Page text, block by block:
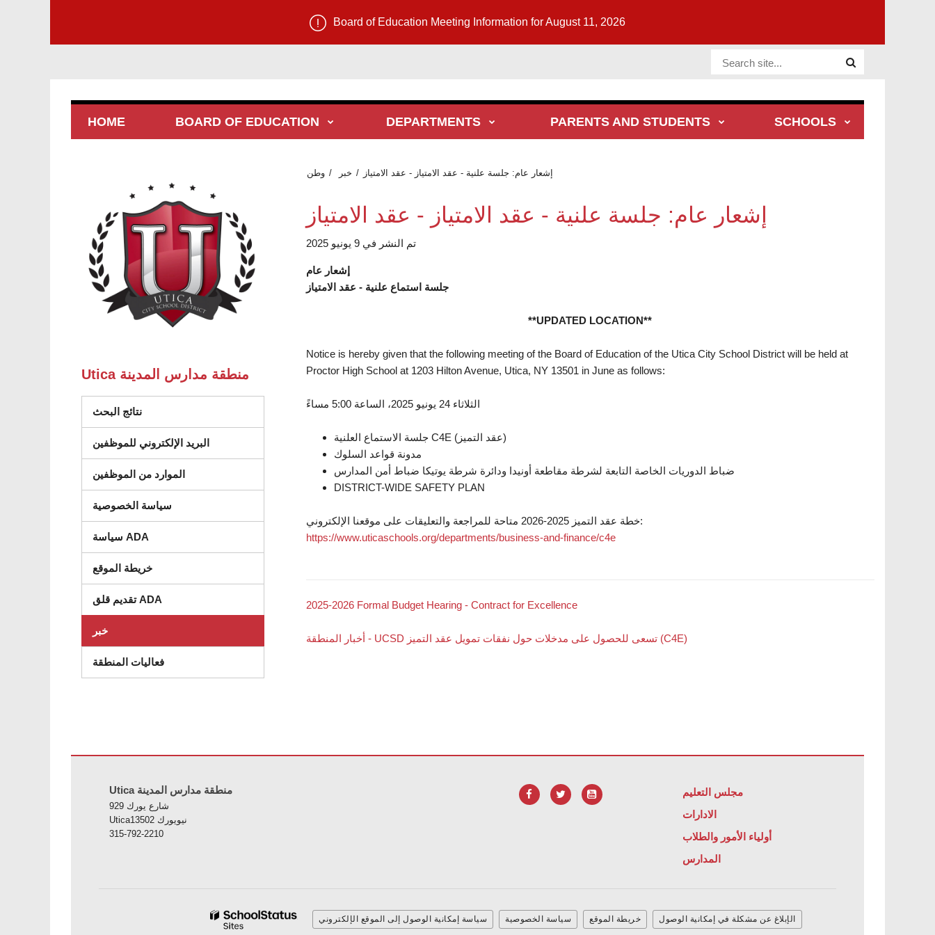
Board of Education Meeting Information for August 11, 2026
Website Site
HOME BOARD OF EDUCATION DEPARTMENTS PARENTS AND STUDENTS SCHOOLS
وطن خبر إشعار عام: جلسة علنية - عقد الامتياز - عقد الامتياز
إشعار عام: جلسة علنية - عقد الامتياز - عقد الامتياز
تم النشر في 9 يونيو 2025
إشعار عام
جلسة استماع علنية - عقد الامتياز
**UPDATED LOCATION**
Notice is hereby given that the following meeting of the Board of Education of the Utica City School District will be held at
Proctor High School at 1203 Hilton Avenue, Utica, NY 13501 in June as follows:
الثلاثاء 24 يونيو 2025، الساعة 5:00 مساءً
جلسة الاستماع العلنية C4E (عقد التميز)
مدونة قواعد السلوك
DISTRICT-WIDE SAFETY PLAN
خطة عقد التميز 2025-2026 متاحة للمراجعة والتعليقات على موقعنا الإلكتروني:
https://www.uticaschools.org/departments/business-and-finance/c4e
2025-2026 Formal Budget Hearing - Contract for Excellence
أخبار المنطقة - UCSD تسعى للحصول على مدخلات حول نفقات تمويل عقد التميز (C4E)
Utica منطقة مدارس المدينة
نتائج البحث
البريد الإلكتروني للموظفين
الموارد من الموظفين
سياسة الخصوصية
سياسة ADA
خريطة الموقع
تقديم قلق ADA
خبر
فعاليات المنطقة
Utica منطقة مدارس المدينة
929 شارع يورك
Uticaنيويورك 13502
315-792-2210
مجلس التعليم
الادارات
أولياء الأمور والطلاب
المدارس
سياسة إمكانية الوصول إلى الموقع الإلكتروني سياسة الخصوصية خريطة الموقع الإبلاغ عن مشكلة في إمكانية الوصول